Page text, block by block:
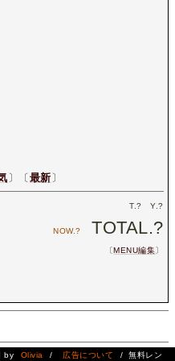
〕〔最新〕
T.? Y.?
NOW.? TOTAL.?
〔MENU編集〕
by Olivia / 広告について / 無料レン